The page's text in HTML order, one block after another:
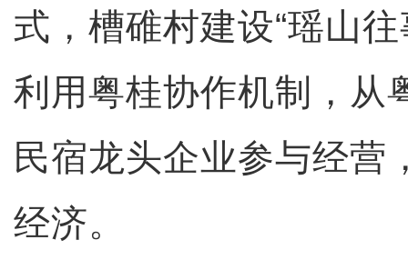
式，槽碓村建设“瑶山
利用粤桂协作机制，从
民宿龙头企业参与经营
经济。